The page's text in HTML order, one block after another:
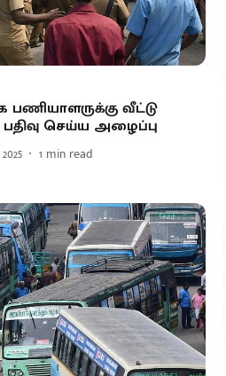
பணியாளருக்கு வீட்டு
செய்ய அழைப்பு
1 min read